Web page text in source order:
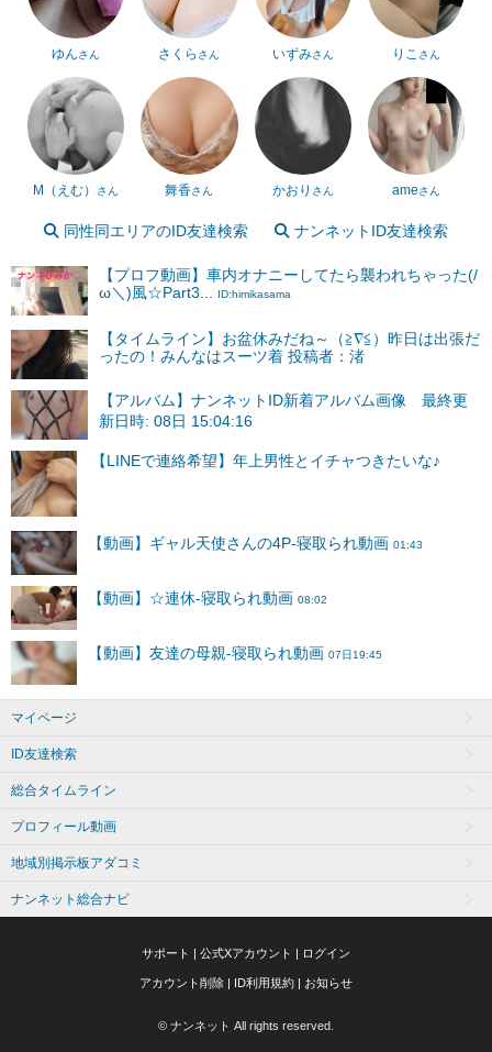
ゆんさん さくら さん いずみさん りこ さん
M（えむ） さん 舞香さん かおり さん ameさん
同性同エリアのID友達検索 ナンネットID友達検索
【プロフ動画】車内オナニーしてたら襲われちゃった(/
ω＼)風☆Part3...
ID:himikasama
【タイムライン】お盆休みだね～（≧∇≦）昨日は出張だ
ったの！みんなはスーツ着 投稿者：渚
【アルバム】ナンネットID新着アルバム画像 最終更
新日時: 08日 15:04:16
マイページ
ID友達検索
総合タイムライン
プロフィール動画
地域別掲示板アダコミ
ナンネット総合ナビ
サポート | 公式Xアカウント | ログイン
アカウント削除 | ID利用規約 | お知らせ
© ナンネット All rights reserved.